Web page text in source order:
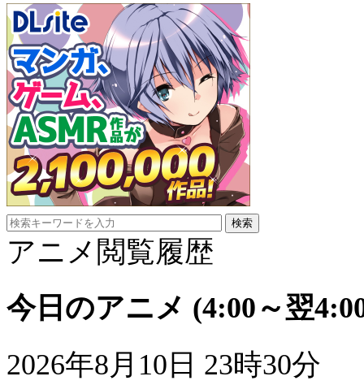
アニメ閲覧履歴
今日のアニメ (4:00～翌
2026年8月10日 23時30分